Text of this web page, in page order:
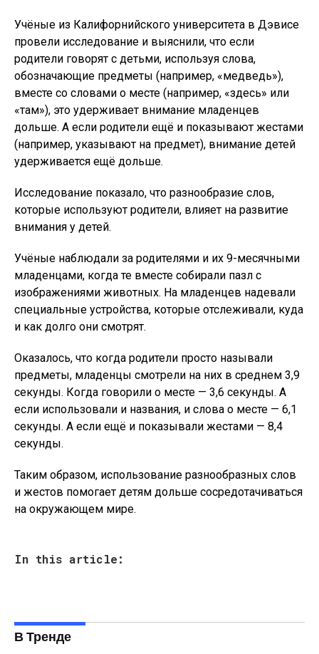
Учёные из Калифорнийского университета в Дэвисе
провели исследование и выяснили, что если
родители говорят с детьми, используя слова,
обозначающие предметы (например, «медведь»),
вместе со словами о месте (например, «здесь» или
«там»), это удерживает внимание младенцев
дольше. А если родители ещё и показывают жестами
(например, указывают на предмет), внимание детей
удерживается ещё дольше.
Исследование показало, что разнообразие слов,
которые используют родители, влияет на развитие
внимания у детей.
Учёные наблюдали за родителями и их 9-месячными
младенцами, когда те вместе собирали пазл с
изображениями животных. На младенцев надевали
специальные устройства, которые отслеживали, куда
и как долго они смотрят.
Оказалось, что когда родители просто называли
предметы, младенцы смотрели на них в среднем 3,9
секунды. Когда говорили о месте — 3,6 секунды. А
если использовали и названия, и слова о месте — 6,1
секунды. А если ещё и показывали жестами — 8,4
секунды.
Таким образом, использование разнообразных слов
и жестов помогает детям дольше сосредотачиваться
на окружающем мире.
In this article:
В Тренде